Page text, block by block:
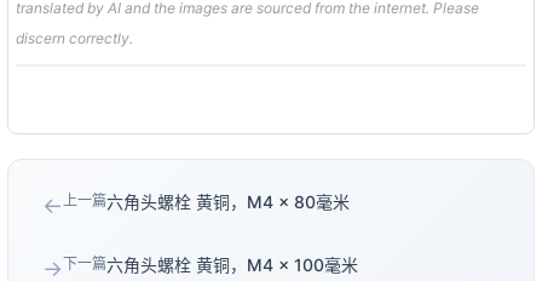
translated by AI and the images are sourced from the internet. Please
discern correctly.
←上一篇六角头螺栓 黄铜，M4 × 80毫米
→下一篇六角头螺栓 黄铜，M4 × 100毫米